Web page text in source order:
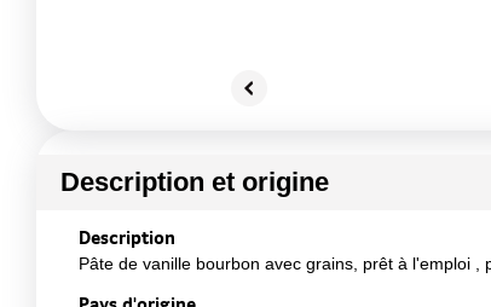
Description et origine
Description
Pâte de vanille bourbon avec grains, prêt à l'emploi ,